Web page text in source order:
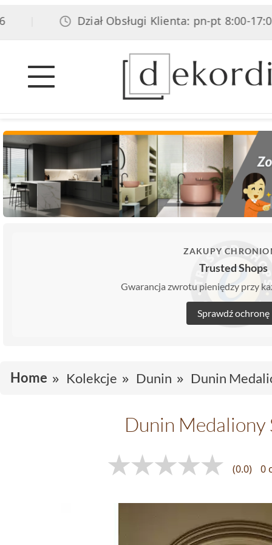
| Dział Obsługi Klienta: pn-pt 8:00-17:00,
ZAKUPY
Trusted Shops
Gwarancja zwrotu pieniędzy przy
Sprawdź ochronę
Home Kolekcje Dunin Dunin
Dunin Medaliony
(0.0) 0